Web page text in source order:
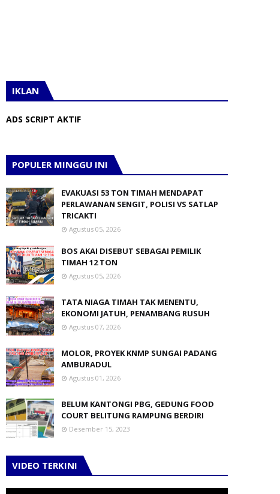
IKLAN
ADS SCRIPT AKTIF
POPULER MINGGU INI
EVAKUASI 53 TON TIMAH MENDAPAT
PERLAWANAN SENGIT, POLISI VS SATLAP
TRICAKTI
Agustus 05, 2026
BOS AKAI DISEBUT SEBAGAI PEMILIK
TIMAH 12 TON
Agustus 05, 2026
TATA NIAGA TIMAH TAK MENENTU,
EKONOMI JATUH, PENAMBANG RUSUH
Agustus 07, 2026
MOLOR, PROYEK KNMP SUNGAI PADANG
AMBURADUL
Agustus 01, 2026
BELUM KANTONGI PBG, GEDUNG FOOD
COURT BELITUNG RAMPUNG BERDIRI
Desember 15, 2023
VIDEO TERKINI